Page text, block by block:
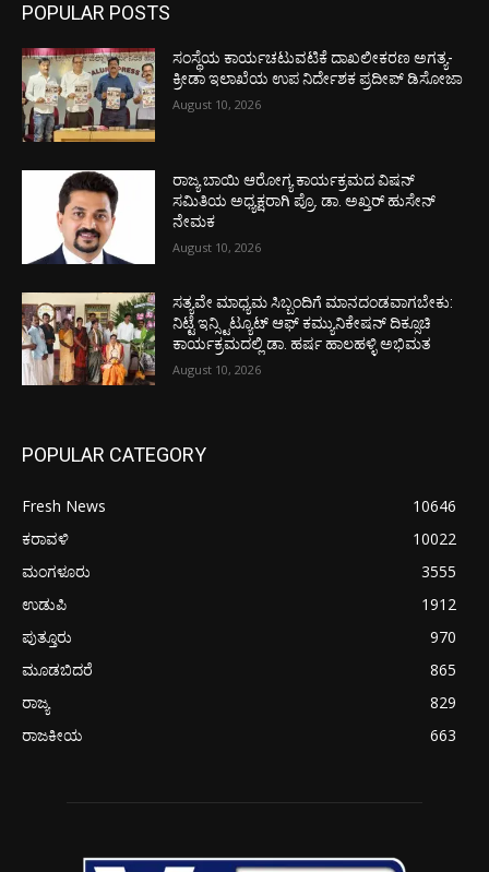
POPULAR POSTS
ಸಂಸ್ಥೆಯ ಕಾರ್ಯಚಟುವಟಿಕೆ ದಾಖಲೀಕರಣ ಅಗತ್ಯ-
ಕ್ರೀಡಾ ಇಲಾಖೆಯ ಉಪ ನಿರ್ದೇಶಕ ಪ್ರದೀಪ್ ಡಿಸೋಜಾ
August 10, 2026
ರಾಜ್ಯ ಬಾಯಿ ಆರೋಗ್ಯ ಕಾರ್ಯಕ್ರಮದ ವಿಷನ್
ಸಮಿತಿಯ ಅಧ್ಯಕ್ಷರಾಗಿ ಪ್ರೊ. ಡಾ. ಅಖ್ತರ್ ಹುಸೇನ್
ನೇಮಕ
August 10, 2026
ಸತ್ಯವೇ ಮಾಧ್ಯಮ ಸಿಬ್ಬಂದಿಗೆ ಮಾನದಂಡವಾಗಬೇಕು:
ನಿಟ್ಟೆ ಇನ್ಸ್ಟಿಟ್ಯೂಟ್ ಆಫ್ ಕಮ್ಯುನಿಕೇಷನ್ ದಿಕ್ಸೂಚಿ
ಕಾರ್ಯಕ್ರಮದಲ್ಲಿ ಡಾ. ಹರ್ಷ ಹಾಲಹಳ್ಳಿ ಅಭಿಮತ
August 10, 2026
POPULAR CATEGORY
Fresh News
10646
ಕರಾವಳಿ
10022
ಮಂಗಳೂರು
3555
ಉಡುಪಿ
1912
ಪುತ್ತೂರು
970
ಮೂಡಬಿದರೆ
865
ರಾಜ್ಯ
829
ರಾಜಕೀಯ
663